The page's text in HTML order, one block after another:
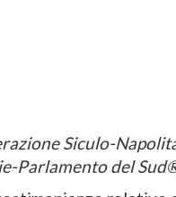
Siculo-
Parlamento del